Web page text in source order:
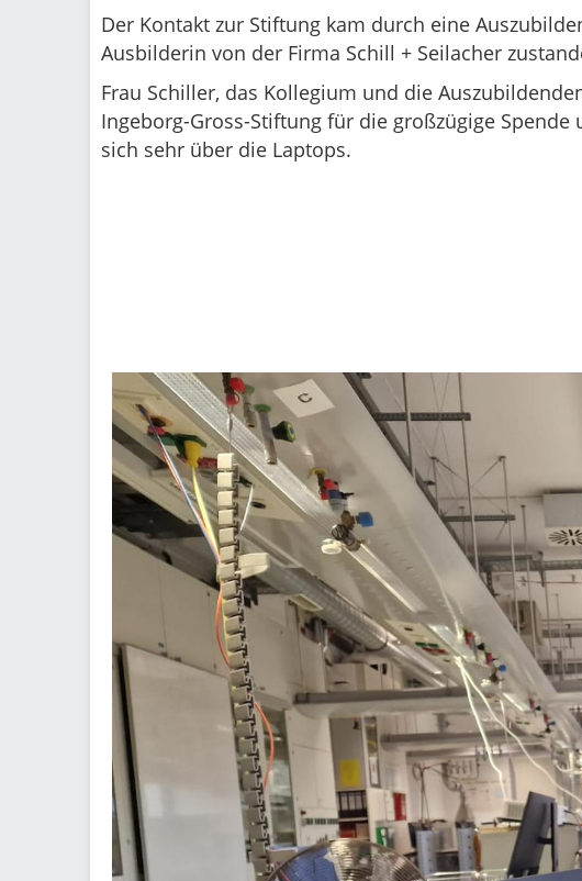
Der Kontakt zur Stiftung kam durch eine
Ausbilderin von der Firma Schill + Seilacher
Frau Schiller, das Kollegium und die
Ingeborg-Gross-Stiftung für die großzügige Spende
sich sehr über die Laptops.